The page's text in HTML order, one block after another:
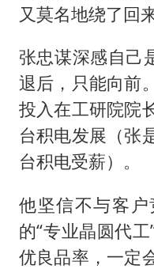
又莫名地绕了回来
张忠谋深感自己
退后，只能向前
投入在工研院院
台积电发展（张
台积电受薪）。
他坚信不与客
的“专业晶圆代
优良品率，一定